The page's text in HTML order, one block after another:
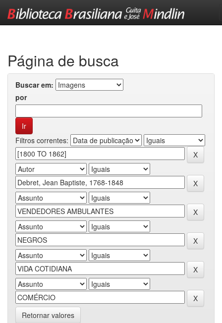
Página de busca
Buscar em:
por
Filtros correntes:
Retornar valores